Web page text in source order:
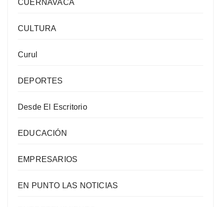
CUERNAVACA
CULTURA
Curul
DEPORTES
Desde El Escritorio
EDUCACIÓN
EMPRESARIOS
EN PUNTO LAS NOTICIAS